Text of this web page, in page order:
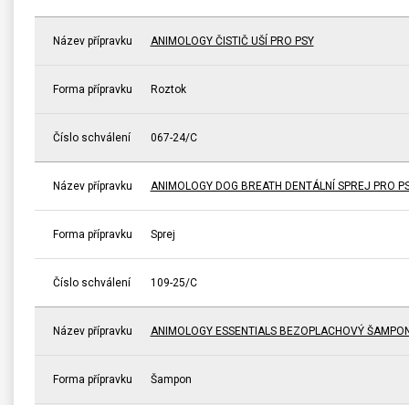
Název přípravku ANIMOLOGY ČISTIČ UŠÍ PRO PSY
Forma přípravku Roztok
Číslo schválení 067-24/C
Název přípravku ANIMOLOGY DOG BREATH DENTÁLNÍ SPREJ PRO
Forma přípravku Sprej
Číslo schválení 109-25/C
Název přípravku ANIMOLOGY ESSENTIALS BEZOPLACHOVÝ
Forma přípravku Šampon